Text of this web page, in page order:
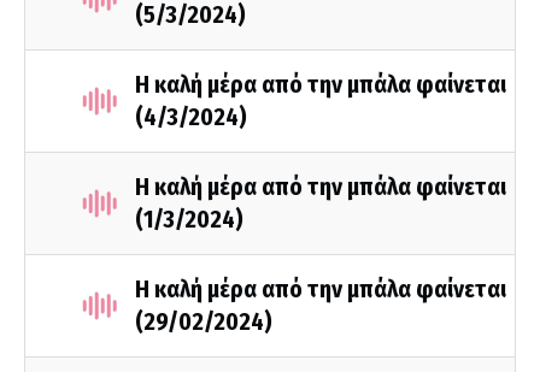
(5/3/2024)
Η καλή μέρα από την μπάλα φαίνεται
(4/3/2024)
Η καλή μέρα από την μπάλα φαίνεται
(1/3/2024)
Η καλή μέρα από την μπάλα φαίνεται
(29/02/2024)